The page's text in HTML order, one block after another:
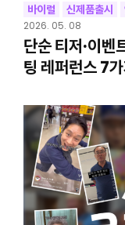
바이럴 신제품출시
2026. 05. 08
단순 티저·이벤
팅 레퍼런스 7